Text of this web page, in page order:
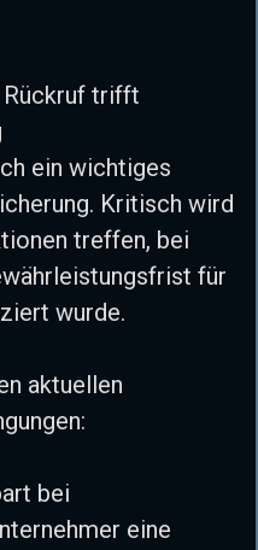
Rückruf trifft
ein wichtiges
Kritisch wird
treffen, bei
für
wurde.
aktuellen
bei
eine